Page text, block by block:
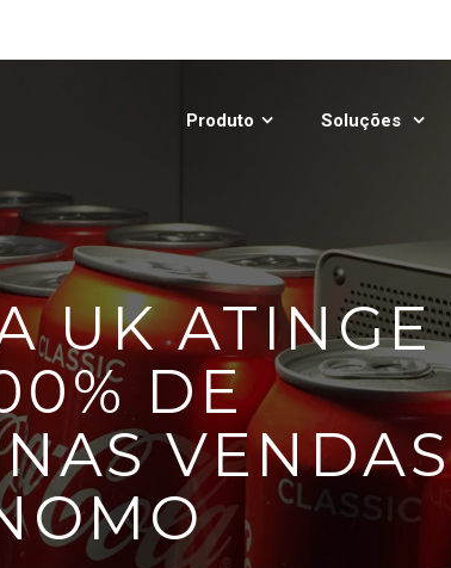
Produto Soluções
UK ATINGE
DE
VENDAS